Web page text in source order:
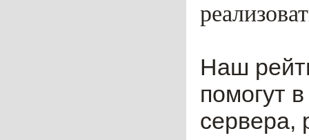
Наш
помогут
сервера,